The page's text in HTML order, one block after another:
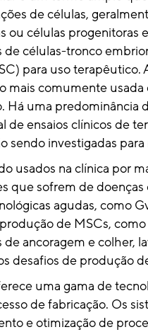
de células,
ou células progenitoras
de células-tronco
para uso terapêutico.
mais comumente
Há uma predominância
de ensaios clínicos de
sendo investigadas para
usados ​​na clínica por
que sofrem de
agudas, como
de MSCs,
ancoragem e colher,
desafios de produção
uma gama de
de fabricação. Os
e otimização de